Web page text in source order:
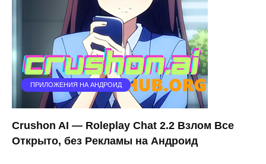
ПРИЛОЖЕНИЯ НА АНДРОИД
Crushon AI — Roleplay Chat 2.2 Взлом Все
Открыто, без Рекламы на Андроид